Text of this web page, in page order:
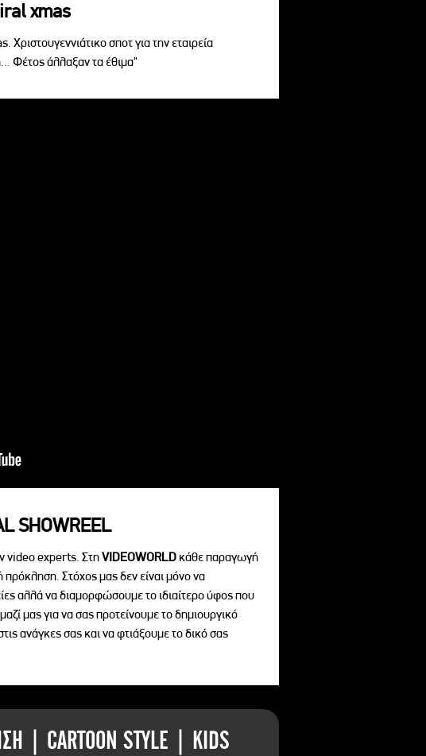
xmas
σποτ για την εταιρεία
Φέτος άλλαξαν τα έθιμα"
SHOWREEL
video experts. ΣτηVIDEOWORLD κάθε παραγωγή
πρόκληση. Στόχος μας δεν είναι μόνο να
αλλά να διαμορφώσουμε το ιδιαίτερο ύφος που
μας για να σας προτείνουμε το δημιουργικό
ανάγκες σας και να φτιάξουμε το δικό σας
| CARTOON STYLE | KIDS